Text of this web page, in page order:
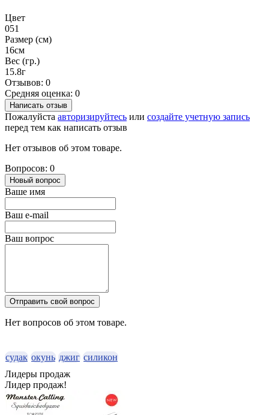
Цвет
051
Размер (см)
16см
Вес (гр.)
15.8г
Отзывов: 0
Средняя оценка: 0
Написать отзыв
Пожалуйста авторизируйтесь или создайте учетную запись
перед тем как написать отзыв
Нет отзывов об этом товаре.
Вопросов: 0
Новый вопрос
Ваше имя
Ваш e-mail
Ваш вопрос
Отправить свой вопрос
Нет вопросов об этом товаре.
судак окунь джиг силикон
Лидеры продаж
Лидер продаж!